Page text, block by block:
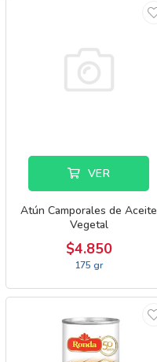
VER
Atún Camporales de Aceite
Vegetal
$4.850
175 gr